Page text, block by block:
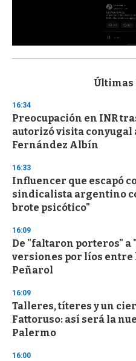
s
d
s
o
f
3
s
e
c
o
n
Últimas
16:34
Preocupación en INR
autorizó visita
Fernández Albín
16:33
Influencer que escapó
sindicalista argentino
brote psicótico"
16:09
De "faltaron porteros"
versiones por líos entre
Peñarol
16:09
Talleres, títeres y un
Fattoruso: así será la
Palermo
16:00